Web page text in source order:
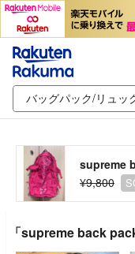
supreme
¥9,800
「supreme back